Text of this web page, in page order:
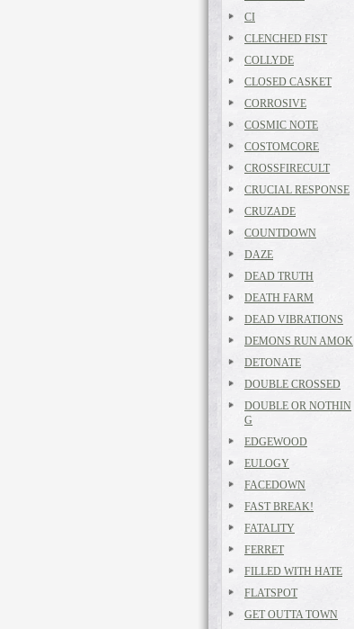
CI
CLENCHED FIST
COLLYDE
CLOSED CASKET
CORROSIVE
COSMIC NOTE
COSTOMCORE
CROSSFIRECULT
CRUCIAL RESPONSE
CRUZADE
COUNTDOWN
DAZE
DEAD TRUTH
DEATH FARM
DEAD VIBRATIONS
DEMONS RUN AMOK
DETONATE
DOUBLE CROSSED
DOUBLE OR NOTHIN
G
EDGEWOOD
EULOGY
FACEDOWN
FAST BREAK!
FATALITY
FERRET
FILLED WITH HATE
FLATSPOT
GET OUTTA TOWN